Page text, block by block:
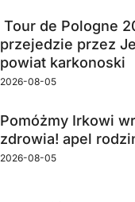
Tour de Pologne
przejedzie przez
powiat karkonoski
2026-08-05
Pomóżmy Irkowi
zdrowia! apel
2026-08-05